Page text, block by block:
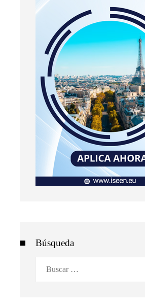
Búsqueda